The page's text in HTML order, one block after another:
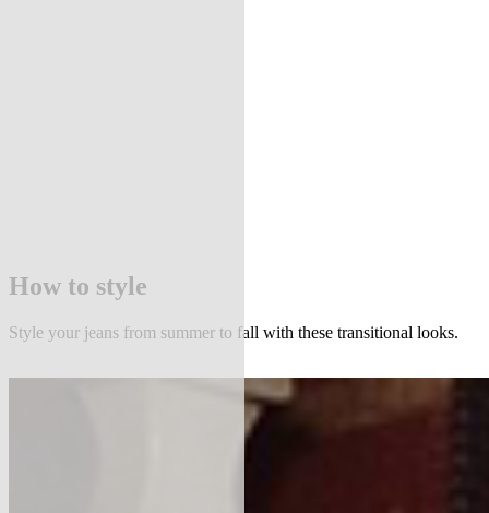
How to style
Style your jeans from summer to fall with these transitional looks.